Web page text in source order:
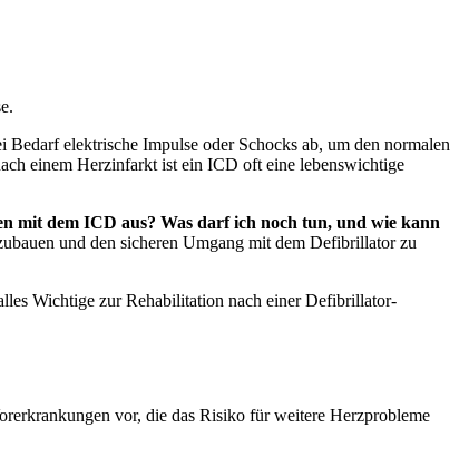
elektrische Impulse oder Schocks ab, um den normalen
einem Herzinfarkt ist ein ICD oft eine lebenswichtige
mit dem ICD aus? Was darf ich noch tun, und wie kann
und den sicheren Umgang mit dem Defibrillator zu
Wichtige zur Rehabilitation nach einer Defibrillator-
vor, die das Risiko für weitere Herzprobleme